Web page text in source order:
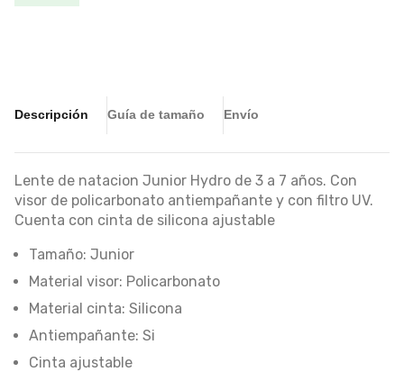
Descripción Guía de tamaño Envío
Lente de natacion Junior Hydro de 3 a 7 años. Con
visor de policarbonato antiempañante y con filtro UV.
Cuenta con cinta de silicona ajustable
Tamaño: Junior
Material visor: Policarbonato
Material cinta: Silicona
Antiempañante: Si
Cinta ajustable